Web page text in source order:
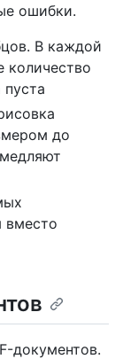
ошибки.
В каждой
количество
до
вместо
документов.